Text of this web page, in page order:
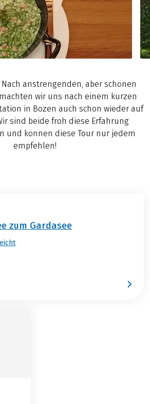
Nach anstrengenden, aber schönen
wir uns nach einem kurzen
in Bozen auch schon wieder auf
sind beide froh diese Erfahrung
und können diese Tour nur jedem
empfehlen!
zum Gardasee